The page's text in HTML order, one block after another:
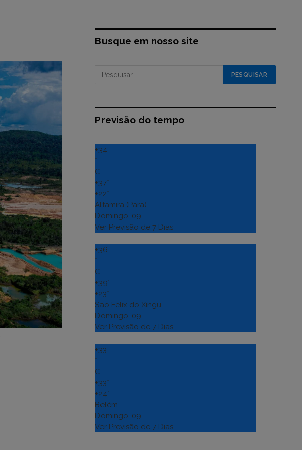
Busque em nosso site
Previsão do tempo
+34
°
C
+37°
+22°
Altamira (Para)
Domingo, 09
Ver Previsão de 7 Dias
+36
°
C
+39°
+23°
Sao Felix do Xingu
Domingo, 09
Ver Previsão de 7 Dias
+33
°
C
+33°
+24°
Belém
Domingo, 09
Ver Previsão de 7 Dias